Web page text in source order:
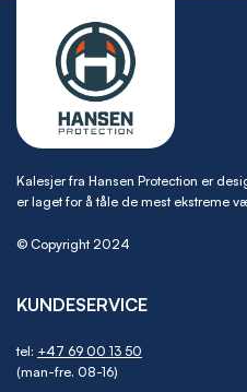
Kalesjer fra Hansen Protection er
er laget for å tåle de mest ekstreme
© Copyright 2024
KUNDESERVICE
tel: +47 69 00 13 50
(man-fre. 08-16)